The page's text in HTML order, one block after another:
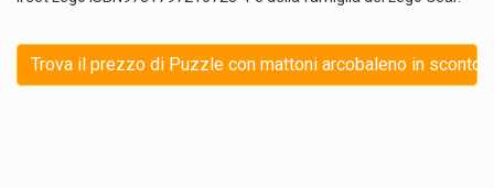
Trova il prezzo di Puzzle con mattoni arcobaleno in sconto